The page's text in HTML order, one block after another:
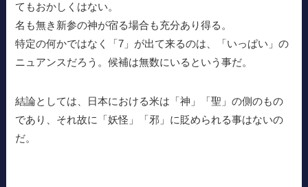
てもおかしくはない。
名も無き新参の神が宿る場合も充分あり得る。
特定の何かではなく「7」が出て来るのは、「いっぱい」の
ニュアンスだろう。候補は無数にいるという事だ。
結論としては、日本における米は「神」「聖」の側のもの
であり、それ故に「妖怪」「邪」に貶められる事はないの
だ。